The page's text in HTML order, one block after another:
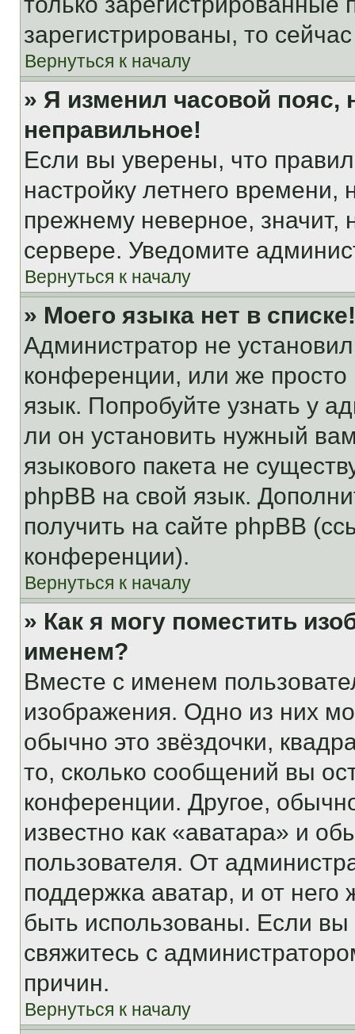
зарегистрированы, то
Вернуться к началу
» Я изменил часовой пояс,
неправильное!
Если вы уверены, что
настройку летнего
прежнему неверное, значит,
сервере. Уведомите
Вернуться к началу
» Моего языка нет в списке!
Администратор не
конференции, или же
язык. Попробуйте узнать у
ли он установить нужный
языкового пакета не
phpBB на свой язык.
получить на сайте phpBB
конференции).
Вернуться к началу
» Как я могу поместить
именем?
Вместе с именем
изображения. Одно из них
обычно это звёздочки,
то, сколько сообщений вы
конференции. Другое,
известно как «аватара» и
пользователя. От
поддержка аватар, и от него
быть использованы. Если
свяжитесь с
причин.
Вернуться к началу